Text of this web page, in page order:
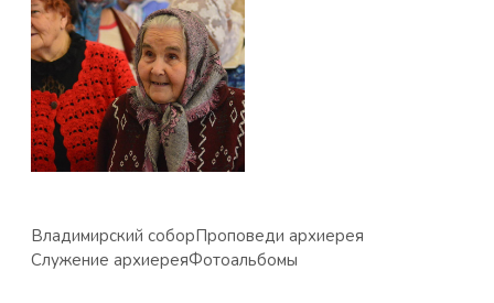
Владимирский соборПроповеди архиерея
Служение архиереяФотоальбомы